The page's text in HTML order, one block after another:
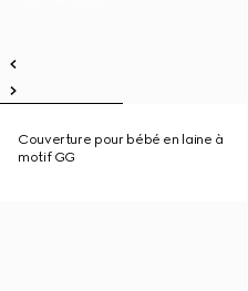
Couverture pour bébé en laine à
motif GG